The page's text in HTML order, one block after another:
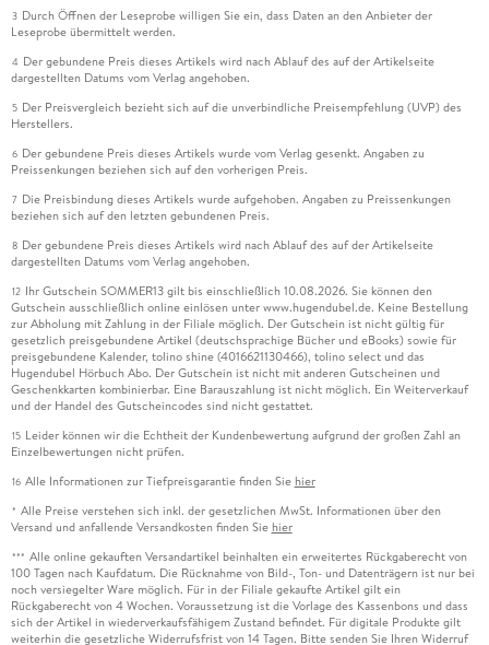
3 Durch Öffnen der Leseprobe willigen Sie ein, dass Daten an den Anbieter der
Leseprobe übermittelt werden.
4 Der gebundene Preis dieses Artikels wird nach Ablauf des auf der Artikelseite
dargestellten Datums vom Verlag angehoben.
5 Der Preisvergleich bezieht sich auf die unverbindliche Preisempfehlung (UVP) des
Herstellers.
6 Der gebundene Preis dieses Artikels wurde vom Verlag gesenkt. Angaben zu
Preissenkungen beziehen sich auf den vorherigen Preis.
7 Die Preisbindung dieses Artikels wurde aufgehoben. Angaben zu Preissenkungen
beziehen sich auf den letzten gebundenen Preis.
8 Der gebundene Preis dieses Artikels wird nach Ablauf des auf der Artikelseite
dargestellten Datums vom Verlag angehoben.
12 Ihr Gutschein SOMMER13 gilt bis einschließlich 10.08.2026. Sie können den
Gutschein ausschließlich online einlösen unter www.hugendubel.de. Keine Bestellung
zur Abholung mit Zahlung in der Filiale möglich. Der Gutschein ist nicht gültig für
gesetzlich preisgebundene Artikel (deutschsprachige Bücher und eBooks) sowie für
preisgebundene Kalender, tolino shine (4016621130466), tolino select und das
Hugendubel Hörbuch Abo. Der Gutschein ist nicht mit anderen Gutscheinen und
Geschenkkarten kombinierbar. Eine Barauszahlung ist nicht möglich. Ein Weiterverkauf
und der Handel des Gutscheincodes sind nicht gestattet.
15 Leider können wir die Echtheit der Kundenbewertung aufgrund der großen Zahl an
Einzelbewertungen nicht prüfen.
16 Alle Informationen zur Tiefpreisgarantie finden Sie hier
* Alle Preise verstehen sich inkl. der gesetzlichen MwSt. Informationen über den
Versand und anfallende Versandkosten finden Sie hier
*** Alle online gekauften Versandartikel beinhalten ein erweitertes Rückgaberecht von
100 Tagen nach Kaufdatum. Die Rücknahme von Bild-, Ton- und Datenträgern ist nur bei
noch versiegelter Ware möglich. Für in der Filiale gekaufte Artikel gilt ein
Rückgaberecht von 4 Wochen. Voraussetzung ist die Vorlage des Kassenbons und dass
sich der Artikel in wiederverkaufsfähigem Zustand befindet. Für digitale Produkte gilt
weiterhin die gesetzliche Widerrufsfrist von 14 Tagen. Bitte senden Sie Ihren Widerruf